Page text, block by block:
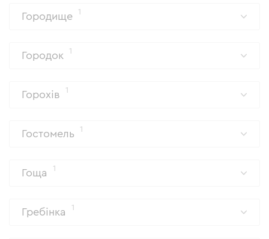
Городище 1
Городок 1
Горохів 1
Гостомель 1
Гоща 1
Гребінка 1